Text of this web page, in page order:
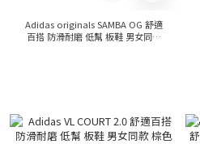
Adidas originals SAMBA OG 舒適
百搭 防滑耐磨 低幫 板鞋 男女同款